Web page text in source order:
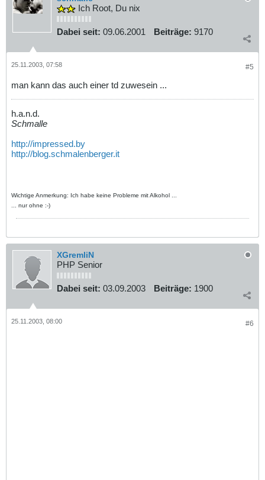
Ich Root, Du nix
Dabei seit: 09.06.2001 Beiträge: 9170
#5
25.11.2003, 07:58
man kann das auch einer td zuwesein ...
h.a.n.d.
Schmalle
http://impressed.by
http://blog.schmalenberger.it
Wichtige Anmerkung: Ich habe keine Probleme mit Alkohol ...
... nur ohne :-)
XGremliN
PHP Senior
Dabei seit: 03.09.2003 Beiträge: 1900
#6
25.11.2003, 08:00